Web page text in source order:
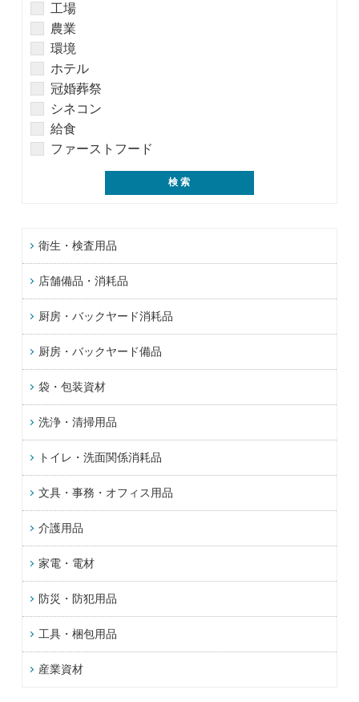
工場
農業
環境
ホテル
冠婚葬祭
シネコン
給食
ファーストフード
衛生・検査用品
店舗備品・消耗品
厨房・バックヤード消耗品
厨房・バックヤード備品
袋・包装資材
洗浄・清掃用品
トイレ・洗面関係消耗品
文具・事務・オフィス用品
介護用品
家電・電材
防災・防犯用品
工具・梱包用品
産業資材